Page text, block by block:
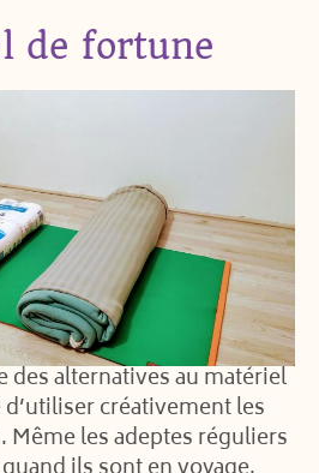
de fortune
des alternatives au matériel
créativement les
les adeptes réguliers